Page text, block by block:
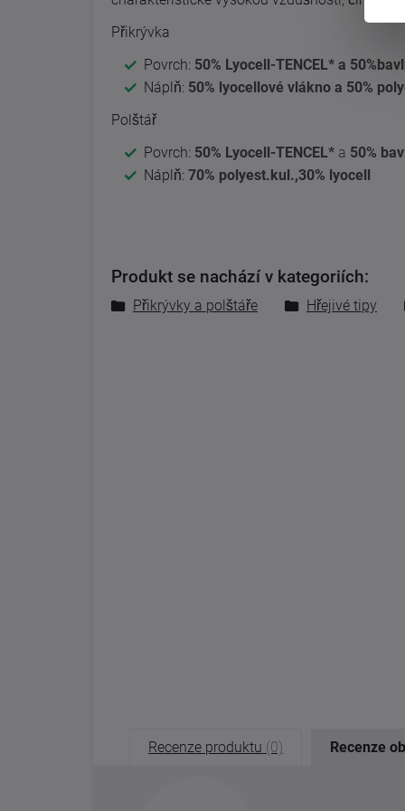
Přikrývka
Povrch: 50% Lyocell-TENCEL* a
Náplň: 50% lyocellové vlákno a 50%
Polštář
Povrch: 50% Lyocell-TENCEL* a 50%
Náplň: 70% polyest.kul.,30% lyocell
Produkt se nachází v kategoriích:
Přikrývky a polštáře Hřejivé tipy
Recenze produktu (0) Recenze